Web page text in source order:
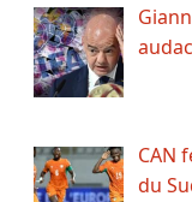
CAN
du